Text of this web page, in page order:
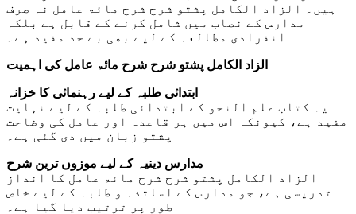
ہیں۔ الزاد الکامل پشتو شرح شرح مائۃ عامل نہ صرف
مدارس کے نصاب میں شامل کرنے کے قابل ہے بلکہ
انفرادی مطالعہ کے لیے بھی بے حد مفید ہے۔
الزاد الکامل پشتو شرح شرح مائۃ عامل کی اہمیت
ابتدائی طلبہ کے لیے رہنمائی کا خزانہ
یہ کتاب علم النحو کے ابتدائی طلبہ کے لیے نہایت
مفید ہے، کیونکہ اس میں ہر قاعدہ اور عامل کی وضاحت
پشتو زبان میں دی گئی ہے۔
مدارس دینیہ کے لیے موزوں ترین شرح
الزاد الکامل پشتو شرح شرح مائۃ عامل کا انداز
تدریسی ہے، جو مدارس کے اساتذہ و طلبہ کے لیے خاص
طور پر ترتیب دیا گیا ہے۔